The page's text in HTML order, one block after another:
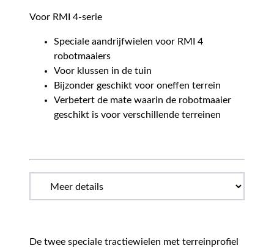
Voor RMI 4-serie
Speciale aandrijfwielen voor RMI 4
robotmaaiers
Voor klussen in de tuin
Bijzonder geschikt voor oneffen terrein
Verbetert de mate waarin de robotmaaier
geschikt is voor verschillende terreinen
De twee speciale tractiewielen met terreinprofiel